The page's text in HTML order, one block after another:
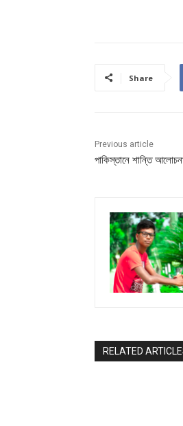
Share
Previous article
পাকিস্তানে শান্তি
RELATED